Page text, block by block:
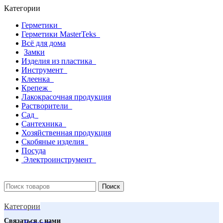
Категории
Герметики
Герметики MasterTeks
Всё для дома
Замки
Изделия из пластика
Инструмент
Клеенка
Крепеж
Лакокрасочная продукция
Растворители
Сад
Сантехника
Хозяйственная продукция
Скобяные изделия
Посуда
Электроинструмент
Поиск
Связаться с нами
Категории